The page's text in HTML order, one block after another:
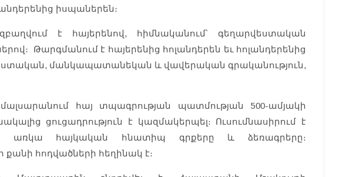
իսպաներեն։
է հայերենով, հիմնականում՝ գեղարվեստական
Թարգմանում է հայերենից հոլանդերեն եւ հոլանդերենից
մանկապատանեկան և վավերական գրականություն,
հայ տպագրության պատմության 500-ամյակի
ցուցադրություն է կազմակերպել։ Ուսումնասիրում է
առկա հայկական հնատիպ գրքերը և ձեռագրերը։
հոդվածների հեղինակ է։